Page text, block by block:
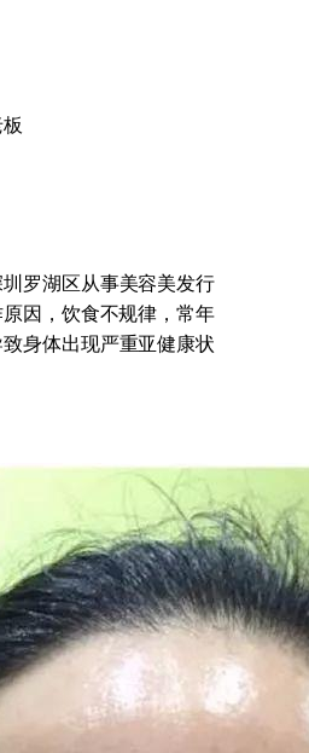
罗湖区从事美容美发行
因，饮食不规律，常年
身体出现严重亚健康状